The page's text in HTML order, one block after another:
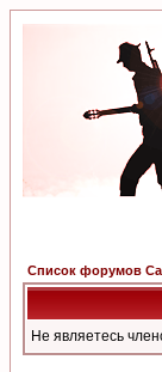
Список форумов
Не являетесь